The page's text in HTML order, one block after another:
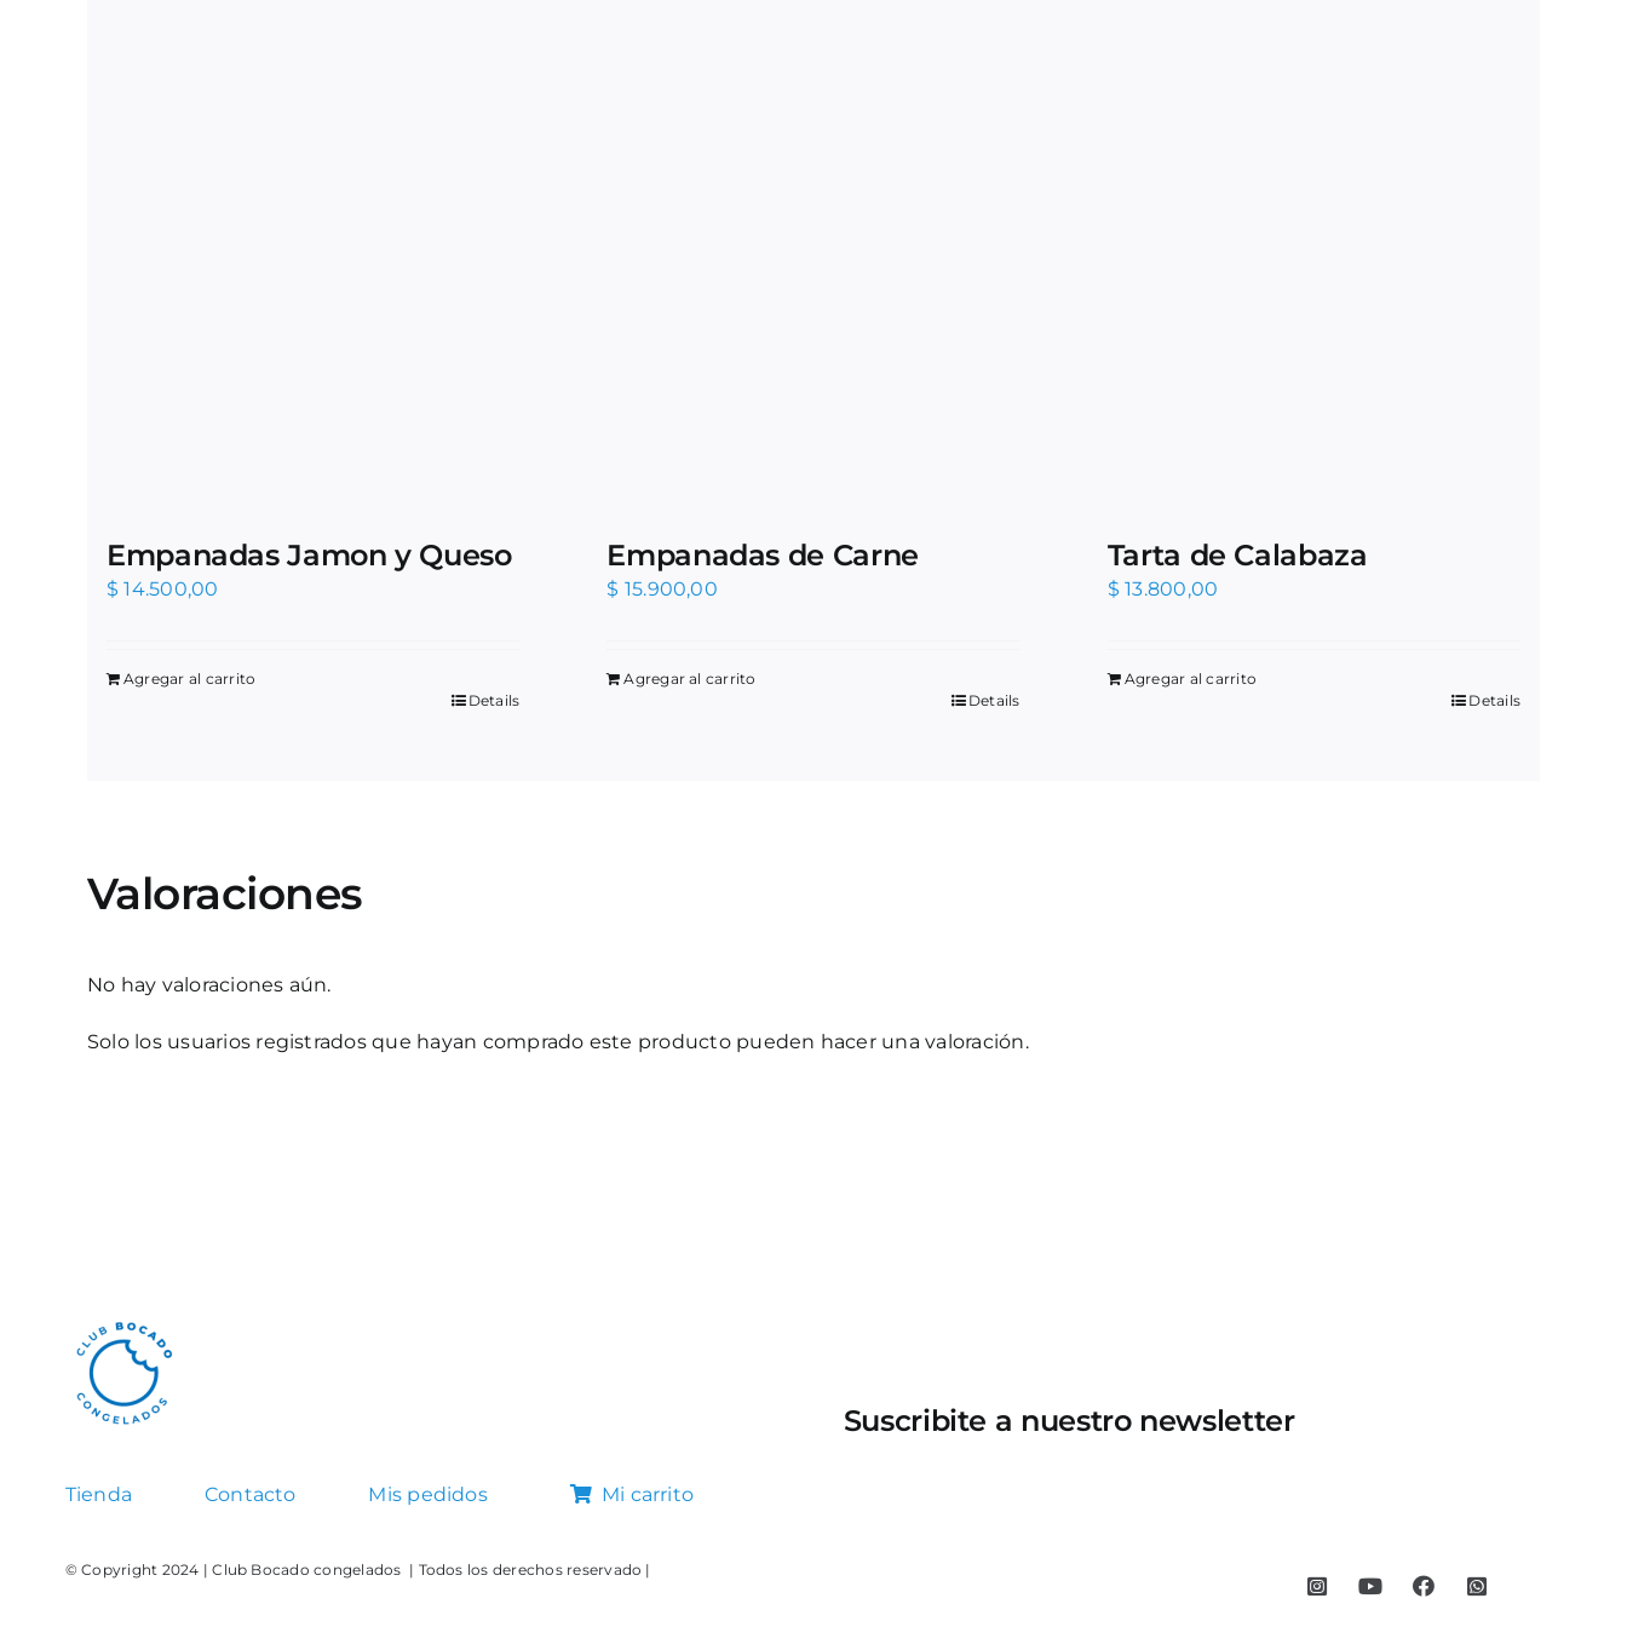
Empanadas Jamon y Queso
$ 14.500,00
Agregar al carrito
Details
Empanadas de Carne
$ 15.900,00
Agregar al carrito
Details
Tarta de Calabaza
$ 13.800,00
Agregar al carrito
Details
Valoraciones
No hay valoraciones aún.
Solo los usuarios registrados que hayan comprado este producto pueden hacer una valoración.
Tienda Contacto Mis pedidos Mi carrito
Suscribite a nuestro newsletter
© Copyright 2024 | Club Bocado congelados | Todos los derechos reservado |